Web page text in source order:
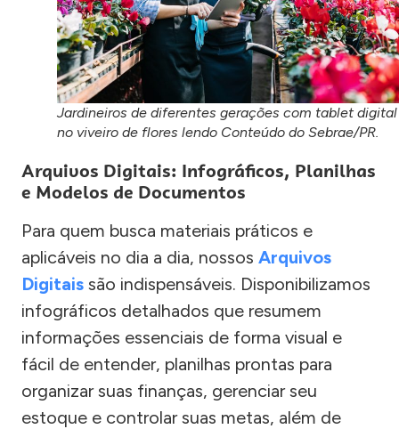
Jardineiros de diferentes gerações com tablet digital
no viveiro de flores lendo Conteúdo do Sebrae/PR.
Arquivos Digitais: Infográficos, Planilhas
e Modelos de Documentos
Para quem busca materiais práticos e
aplicáveis no dia a dia, nossos Arquivos
Digitais são indispensáveis. Disponibilizamos
infográficos detalhados que resumem
informações essenciais de forma visual e
fácil de entender, planilhas prontas para
organizar suas finanças, gerenciar seu
estoque e controlar suas metas, além de